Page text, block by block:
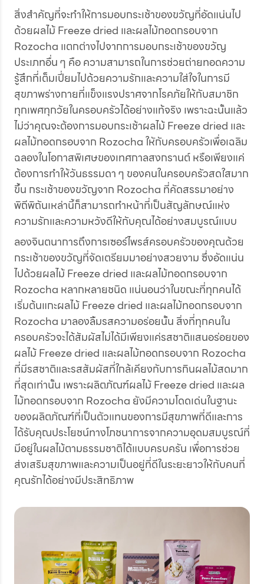
สิ่งสำคัญที่จะทำให้การมอบกระเช้าของขวัญที่อัดแน่นไป
ด้วยผลไม้ Freeze dried และผลไม้ทอดกรอบจาก
Rozocha แตกต่างไปจากการมอบกระเช้าของขวัญ
ประเภทอื่น ๆ คือ ความสามารถในการช่วยถ่ายทอดความ
รู้สึกที่เต็มเปี่ยมไปด้วยความรักและความใส่ใจในการมี
สุขภาพร่างกายที่แข็งแรงปราศจากโรคภัยให้กับสมาชิก
ทุกเพศทุกวัยในครอบครัวได้อย่างแท้จริง เพราะฉะนั้นแล้ว
ไม่ว่าคุณจะต้องการมอบกระเช้าผลไม้ Freeze dried และ
ผลไม้ทอดกรอบจาก Rozocha ใหักับครอบครัวเพื่อเฉลิม
ฉลองในโอกาสพิเศษของเทศกาลสงกรานต์ หรือเพียงแค่
ต้องการทำให้วันธรรมดา ๆ ของคนในครอบครัวสดใสมาก
ขึ้น กระเช้าของขวัญจาก Rozocha ที่คัดสรรมาอย่าง
พิถีพิถันเหล่านี้ก็สามารถทำหน้าที่เป็นสัญลักษณ์แห่ง
ความรักและความหวังดีให้กับคุณได้อย่างสมบูรณ์แบบ
ลองจินตนาการถึงการเซอร์ไพรส์ครอบครัวของคุณด้วย
กระเช้าของขวัญที่จัดเตรียมมาอย่างสวยงาม ซึ่งอัดแน่น
ไปด้วยผลไม้ Freeze dried และผลไม้ทอดกรอบจาก
Rozocha หลากหลายชนิด แน่นอนว่าในขณะที่ทุกคนได้
เริ่มต้นแกะผลไม้ Freeze dried และผลไม้ทอดกรอบจาก
Rozocha มาลองลิ้มรสความอร่อยนั้น สิ่งที่ทุกคนใน
ครอบครัวจะได้สัมผัสไม่ได้มีเพียงแค่รสชาติแสนอร่อยของ
ผลไม้ Freeze dried และผลไม้ทอดกรอบจาก Rozocha
ที่มีรสชาติและรสสัมผัสที่ใกล้เคียงกับการกินผลไม้สดมาก
ที่สุดเท่านั้น เพราะผลิตภัณฑ์ผลไม้ Freeze dried และผล
ไม้ทอดกรอบจาก Rozocha ยังมีความโดดเด่นในฐานะ
ของผลิตภัณฑ์ที่เป็นตัวแทนของการมีสุขภาพที่ดีและการ
ได้รับคุณประโยชน์ทางโภชนาการจากความอุดมสมบูรณ์ที่
มีอยู่ในผลไม้ตามธรรมชาติได้แบบครบครัน เพื่อการช่วย
ส่งเสริมสุขภาพและความเป็นอยู่ที่ดีในระยะยาวให้กับคนที่
คุณรักได้อย่างมีประสิทธิภาพ